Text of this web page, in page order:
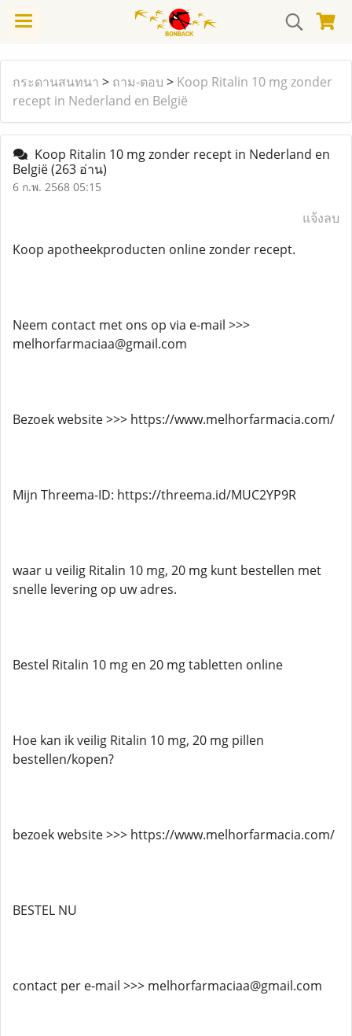
กระดานสนทนา > ถาม-ตอบ > Koop Ritalin 10 mg zonder
recept in Nederland en België
Koop Ritalin 10 mg zonder recept in Nederland en
België(263 อ่าน)
6 ก.พ. 2568 05:15
แจ้งลบ
Koop apotheekproducten online zonder recept.
Neem contact met ons op via e-mail >>>
melhorfarmaciaa@gmail.com
Bezoek website >>> https://www.melhorfarmacia.com/
Mijn Threema-ID: https://threema.id/MUC2YP9R
waar u veilig Ritalin 10 mg, 20 mg kunt bestellen met
snelle levering op uw adres.
Bestel Ritalin 10 mg en 20 mg tabletten online
Hoe kan ik veilig Ritalin 10 mg, 20 mg pillen
bestellen/kopen?
bezoek website >>> https://www.melhorfarmacia.com/
BESTEL NU
contact per e-mail >>> melhorfarmaciaa@gmail.com